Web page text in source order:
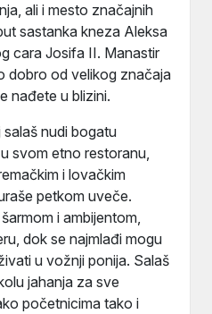
ali i mesto značajnih
sastanka kneza Aleksa
cara Josifa II. Manastir
dobro od velikog značaja
nađete u blizini.
salaš nudi bogatu
svom etno restoranu,
i lovačkim
petkom uveče.
i ambijentom,
dok se najmlađi mogu
u vožnji ponija. Salaš
jahanja za sve
početnicima tako i